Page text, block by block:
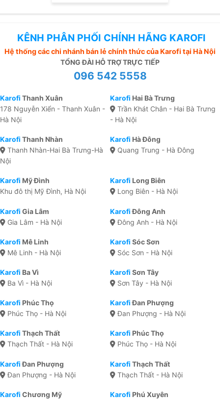
KÊNH PHÂN PHỐI CHÍNH HÃNG KAROFI
Hệ thống các chi nhánh bán lẻ chính thức của Karofi tại Hà Nội
TỔNG ĐÀI HỖ TRỢ TRỰC TIẾP
096 542 5558
Karofi Thanh Xuân
178 Nguyễn Xiển - Thanh Xuân -
Hà Nội
Karofi Hai Bà Trưng
Trần Khát Chân - Hai Bà Trưng
- Hà Nội
Karofi Thanh Nhàn
Thanh Nhàn-Hai Bà Trưng-Hà
Nội
Karofi Hà Đông
Quang Trung - Hà Đông
Karofi Mỹ Đình
Khu đô thị Mỹ Đình, Hà Nội
Karofi Long Biên
Long Biên - Hà Nội
Karofi Gia Lâm
Gia Lâm - Hà Nội
KarofiĐông Anh
Đông Anh - Hà Nội
Karofi Mê Linh
Mê Linh - Hà Nội
Karofi Sóc Sơn
Sóc Sơn - Hà Nội
Karofi Ba Vì
Ba Vì - Hà Nội
Karofi Sơn Tây
Sơn Tây - Hà Nội
Karofi Phúc Thọ
Phúc Thọ - Hà Nội
KarofiĐan Phượng
Đan Phượng - Hà Nội
Karofi Thạch Thất
Thạch Thất - Hà Nội
Karofi Phúc Thọ
Phúc Thọ - Hà Nội
KarofiĐan Phượng
Đan Phượng - Hà Nội
Karofi Thạch Thất
Thạch Thất - Hà Nội
Karofi Chương Mỹ
Karofi Phú Xuyên